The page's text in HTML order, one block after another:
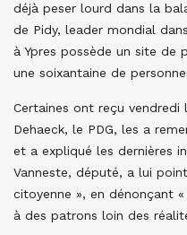
déjà peser lourd dans la
de Pidy, leader mondial
à Ypres possède un site de
une soixantaine de
Certaines ont reçu
Dehaeck, le PDG, les a
et a expliqué les dernières
Vanneste, député, a lui
citoyenne », en dénonçant
à des patrons loin des